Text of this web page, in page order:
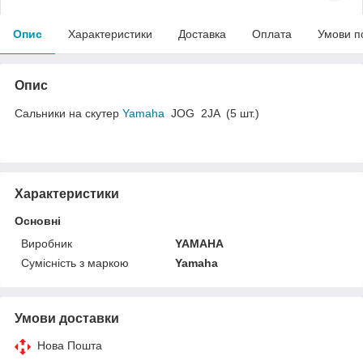
Опис Характеристики Доставка Оплата Умови
Опис
Сальники на скутер Yamaha JOG 2JA (5 шт.)
Характеристики
Основні
Виробник
YAMAHA
Сумісність з маркою
Yamaha
Умови доставки
Нова Пошта